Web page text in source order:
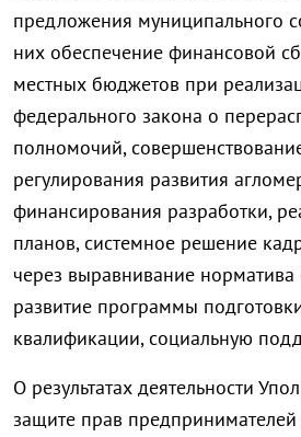
предложения муниципального
них обеспечение финансовой
местных бюджетов при
федерального закона о
полномочий,
регулирования развития
финансирования разработки,
планов, системное решение
через выравнивание норматива
развитие программы
квалификации, социальную
О результатах деятельности
защите прав предпринимателей